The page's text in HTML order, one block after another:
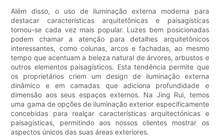
Além disso, o uso de iluminação externa moderna para
destacar características arquitetônicas e paisagísticas
tornou-se cada vez mais popular. Luzes bem posicionadas
podem chamar a atenção para detalhes arquitetônicos
interessantes, como colunas, arcos e fachadas, ao mesmo
tempo que acentuam a beleza natural de árvores, arbustos e
outros elementos paisagísticos. Esta tendência permite que
os proprietários criem um design de iluminação externa
dinâmico e em camadas que adiciona profundidade e
dimensão aos seus espaços externos. Na Jing Rui, temos
uma gama de opções de iluminação exterior especificamente
concebidas para realçar características arquitectónicas e
paisagísticas, permitindo aos nossos clientes mostrar os
aspectos únicos das suas áreas exteriores.